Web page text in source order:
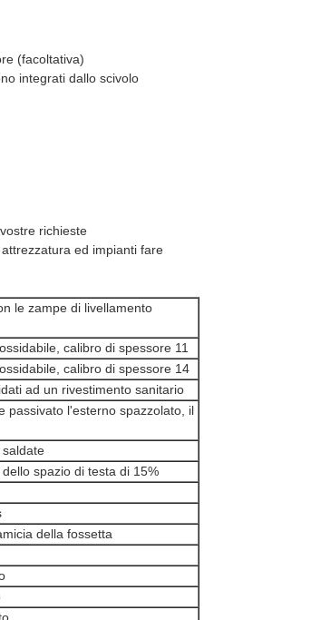
(facoltativa)
integrati dallo scivolo
richieste
ed impianti fare
le zampe di livellamento
calibro di spessore 11
calibro di spessore 14
ad un rivestimento sanitario
passivato l'esterno spazzolato, il
spazio di testa di 15%
della fossetta